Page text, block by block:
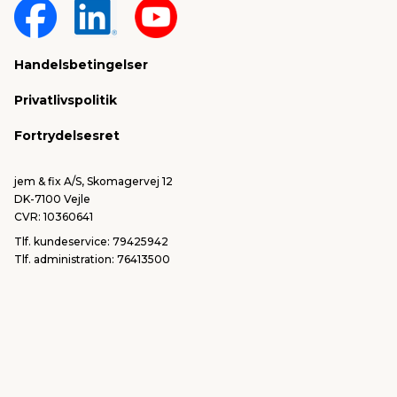
Fragt & levering
Om jem & fix
Sponsorater & projekter
Handelsbetingelser
Privatlivspolitik
Fortrydelsesret
jem & fix A/S, Skomagervej 12
DK-7100 Vejle
CVR: 10360641
Tlf. kundeservice: 79425942
Tlf. administration: 76413500